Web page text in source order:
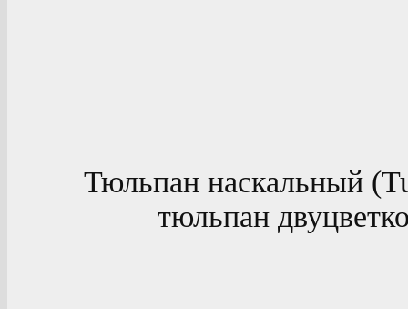
Тюльпан наскальный
тюльпан